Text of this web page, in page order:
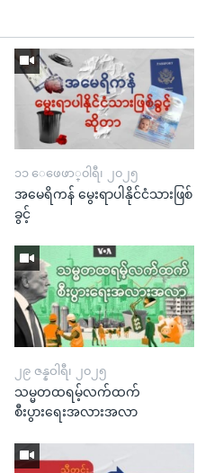
၁၁ ေဖေဖာ္၀ါရီ၊ ၂၀၂၅
အမေရိကန် မွေးရာပါနိုင်ငံသားဖြစ်
ခွင့်
၂၉ ဇန္နဝါရီ၊ ၂၀၂၅
သမ္မတထရမ့်လက်ထက်
စီးပွားရေးအလားအလာ